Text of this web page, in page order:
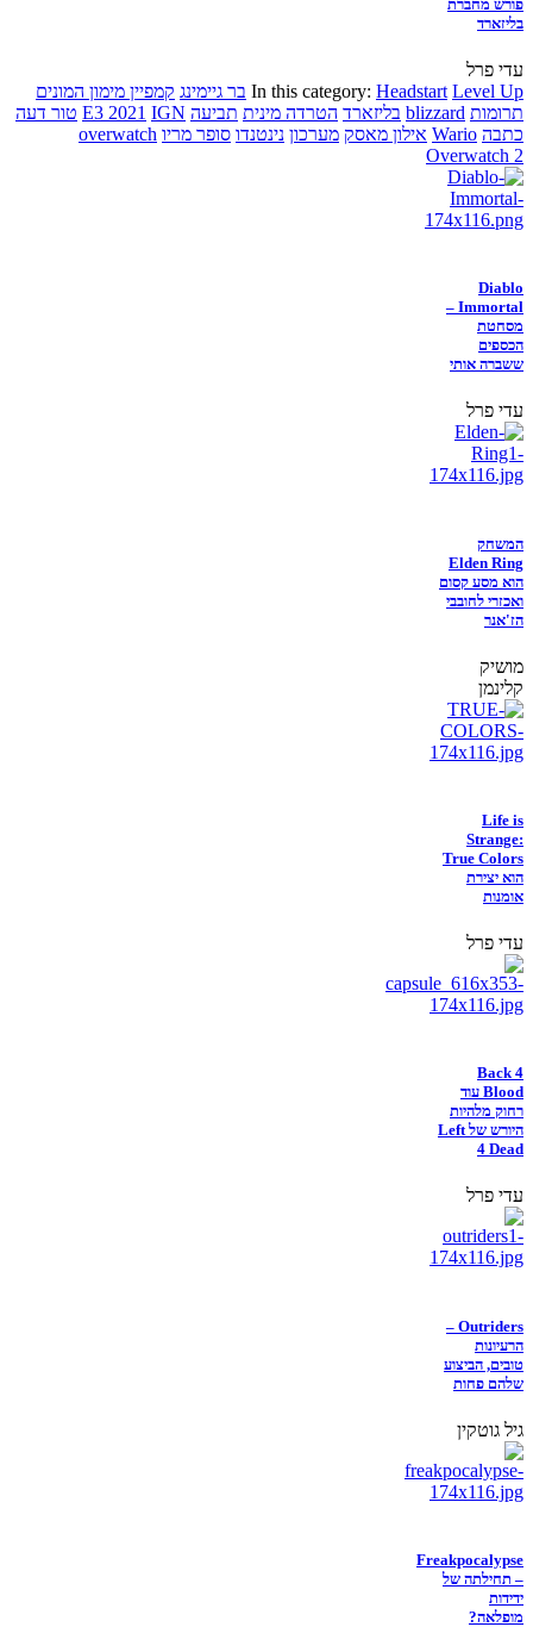
פורש מחברת
בליזארד
עדי פרל
In this category: Headstart Level Up בר גיימינג קמפיין מימון המונים
תרומות blizzard בליזארד הטרדה מינית תביעה E3 2021 IGN
טור דעה
כתבה Wario אילון מאסק מערכון נינטנדו סופר מריו overwatch
Overwatch 2
Diablo
Immortal –
מסחטת
הכספים
ששברה אותי
עדי פרל
המשחק
Elden Ring
הוא מסע קסום
ואכזרי לחובבי
הז'אנר
מושיק
קלינמן
Life is
Strange:
True Colors
הוא יצירת
אומנות
עדי פרל
Back 4
Blood עוד
רחוק מלהיות
היורש של Left
4 Dead
עדי פרל
Outriders –
הרעיונות
טובים, הביצוע
שלהם פחות
גיל גוטקין
Freakpocalypse
– תחילתה של
ידידות
מופלאה?